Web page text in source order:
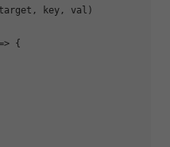
key, val)
{